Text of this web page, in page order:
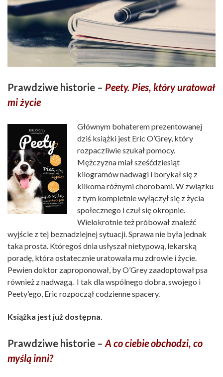
Prawdziwe historie – Peety. Pies, który uratował
mi życie
Głównym bohaterem prezentowanej
dziś książki jest Eric O’Grey, który
rozpaczliwie szukał pomocy.
Mężczyzna miał sześćdziesiąt
kilogramów nadwagi i borykał się z
kilkoma różnymi chorobami. W związku
z tym kompletnie wyłączył się z życia
społecznego i czuł się okropnie.
Wielokrotnie też próbował znaleźć
wyjście z tej beznadziejnej sytuacji. Sprawa nie była jednak
taka prosta. Któregoś dnia usłyszał nietypową, lekarską
poradę, która ostatecznie uratowała mu zdrowie i życie.
Pewien doktor zaproponował, by O’Grey zaadoptował psa
również z nadwagą. I tak dla wspólnego dobra, swojego i
Peety’ego, Eric rozpoczął codzienne spacery.
Książka jest już dostępna.
Prawdziwe historie – A co ciebie obchodzi, co
myślą inni?